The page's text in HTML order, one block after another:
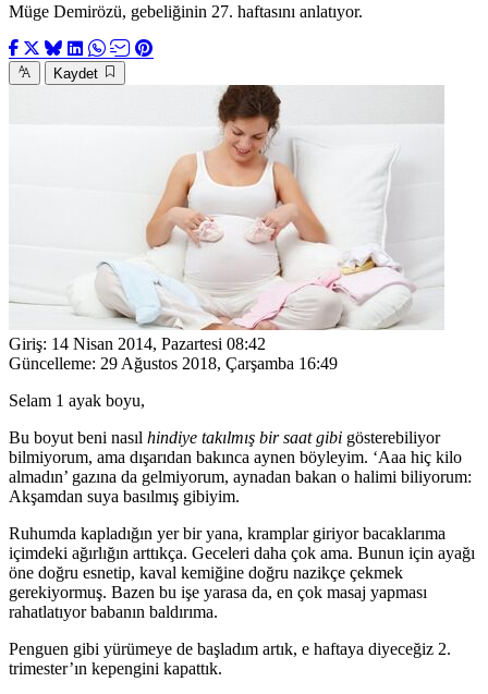
Müge Demirözü, gebeliğinin 27. haftasını anlatıyor.
Kaydet
Giriş: 14 Nisan 2014, Pazartesi 08:42
Güncelleme: 29 Ağustos 2018, Çarşamba 16:49
Selam 1 ayak boyu,
Bu boyut beni nasıl hindiye takılmış bir saat gibi gösterebiliyor
bilmiyorum, ama dışarıdan bakınca aynen böyleyim. ‘Aaa hiç kilo
almadın’ gazına da gelmiyorum, aynadan bakan o halimi biliyorum:
Akşamdan suya basılmış gibiyim.
Ruhumda kapladığın yer bir yana, kramplar giriyor bacaklarıma
içimdeki ağırlığın arttıkça. Geceleri daha çok ama. Bunun için ayağı
öne doğru esnetip, kaval kemiğine doğru nazikçe çekmek
gerekiyormuş. Bazen bu işe yarasa da, en çok masaj yapması
rahatlatıyor babanın baldırıma.
Penguen gibi yürümeye de başladım artık, e haftaya diyeceğiz 2.
trimester’ın kepengini kapattık.